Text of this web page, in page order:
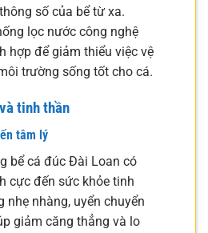
số của bể từ xa.
lọc nước công nghệ
hợp để giảm thiểu việc vệ
trường sống tốt cho cá.
tinh thần
tâm lý
bể cá đúc Đài Loan có
cực đến sức khỏe tinh
nhẹ nhàng, uyển chuyển
giảm căng thẳng và lo